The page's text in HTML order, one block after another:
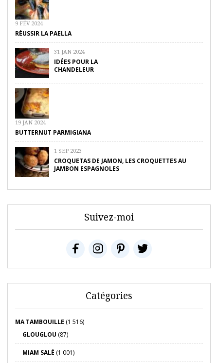
9 FÉV 2024
RÉUSSIR LA PAELLA
31 JAN 2024
IDÉES POUR LA
CHANDELEUR
19 JAN 2024
BUTTERNUT PARMIGIANA
1 SEP 2023
CROQUETAS DE JAMON, LES CROQUETTES AU
JAMBON ESPAGNOLES
Suivez-moi
Catégories
MA TAMBOUILLE (1 516)
GLOUGLOU (87)
MIAM SALÉ (1 001)